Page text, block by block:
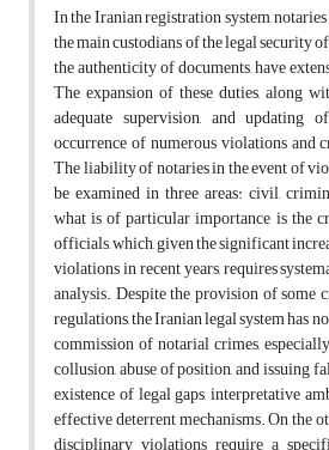
In the Iranian registration system,
the main custodians of the legal security
the authenticity of documents, have
The expansion of these duties, along
adequate supervision, and
occurrence of numerous violations and
The liability of notaries in the event of
be examined in three areas: civil,
what is of particular importance is the
officials, which, given the significant
violations in recent years, requires
analysis. Despite the provision of
regulations, the Iranian legal system has
commission of notarial crimes,
collusion, abuse of position, and issuing
existence of legal gaps, interpretative
effective deterrent mechanisms. On the